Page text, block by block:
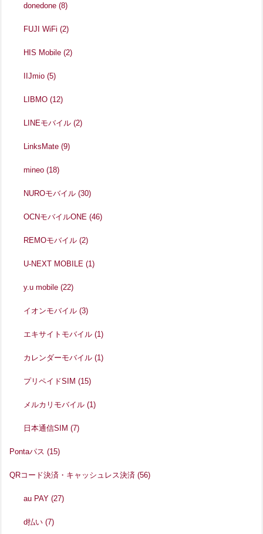
donedone(8)
FUJI WiFi(2)
HIS Mobile(2)
IIJmio(5)
LIBMO(12)
LINEモバイル(2)
LinksMate(9)
mineo(18)
NUROモバイル(30)
OCNモバイルONE(46)
REMOモバイル(2)
U-NEXT MOBILE(1)
y.u mobile(22)
イオンモバイル(3)
エキサイトモバイル(1)
カレンダーモバイル(1)
プリペイドSIM(15)
メルカリモバイル(1)
日本通信SIM(7)
Pontaパス (15)
QRコード決済・キャッシュレス決済 (56)
au PAY(27)
d払い(7)